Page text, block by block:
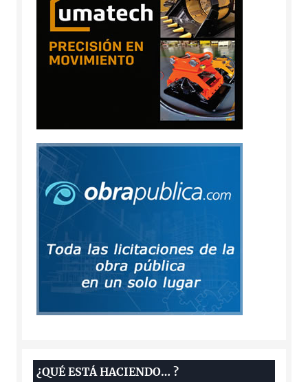
¿QUÉ ESTÁ HACIENDO… ?